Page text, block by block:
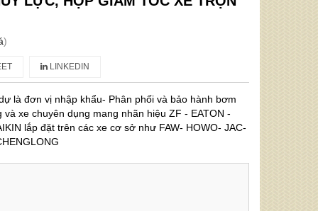
)
LINKEDIN
là đơn vị nhập khẩu- Phân phối và bảo hành bơm
xe chuyên dụng mang nhãn hiệu ZF - EATON -
lắp đặt trên các xe cơ sở như FAW- HOWO- JAC-